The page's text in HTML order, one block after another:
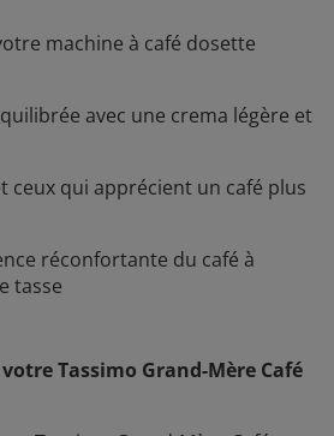
machine à café dosette
avec une crema légère et
ceux qui apprécient un café plus
réconfortante du café à
tasse
Tassimo Grand-Mère Café